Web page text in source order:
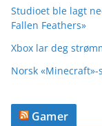
Studioet ble lagt
Fallen Feathers»
Xbox lar deg
Norsk
Gamer